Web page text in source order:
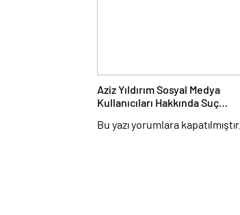
Aziz Yıldırım Sosyal Medya
Kullanıcıları Hakkında Suç
Bu yazı yorumlara kapatılmıştır.